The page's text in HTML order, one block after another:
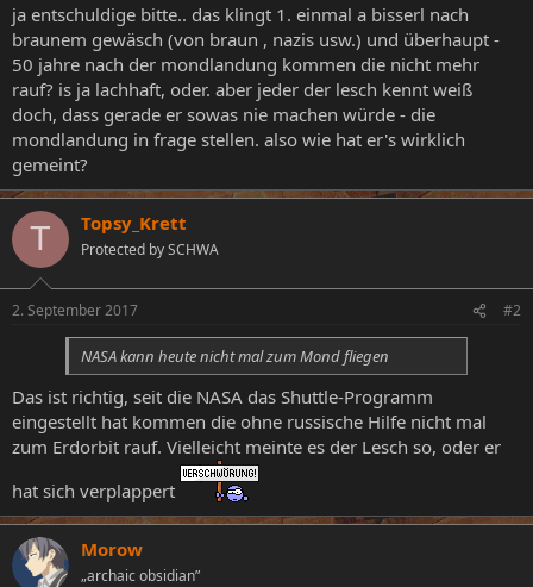
ja entschuldige bitte.. das klingt 1. einmal a bisserl nach
braunem gewäsch (von braun , nazis usw.) und überhaupt -
50 jahre nach der mondlandung kommen die nicht mehr
rauf? is ja lachhaft, oder. aber jeder der lesch kennt weiß
doch, dass gerade er sowas nie machen würde - die
mondlandung in frage stellen. also wie hat er's wirklich
gemeint?
T Topsy_Krett
Protected by SCHWA
2. September 2017 #2
NASA kann heute nicht mal zum Mond fliegen
Das ist richtig, seit die NASA das Shuttle-Programm
eingestellt hat kommen die ohne russische Hilfe nicht mal
zum Erdorbit rauf. Vielleicht meinte es der Lesch so, oder er
hat sich verplappert
Morow
„archaic obsidian”